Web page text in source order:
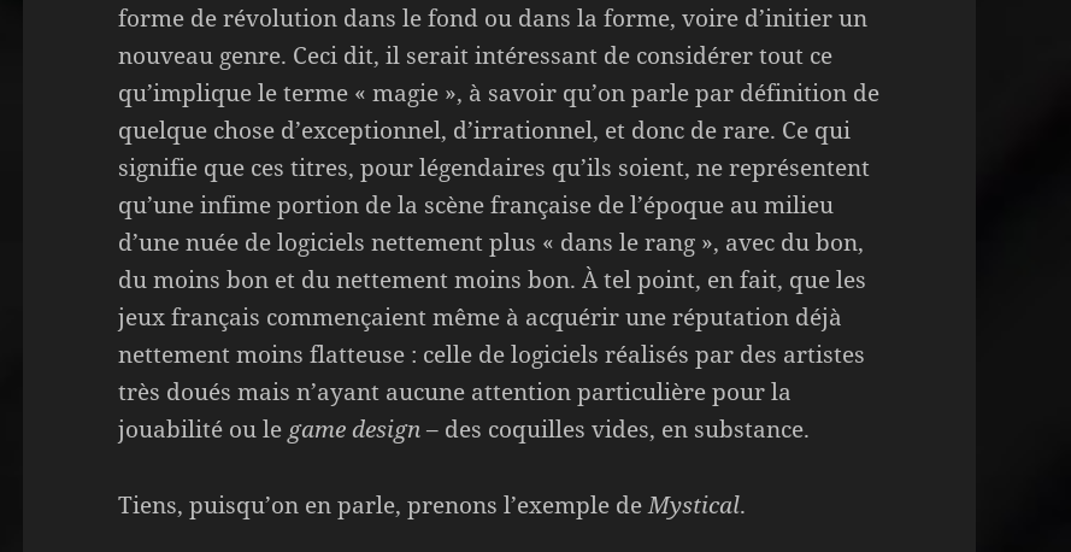
forme de révolution dans le fond ou dans la forme, voire d’initier un
nouveau genre. Ceci dit, il serait intéressant de considérer tout ce
qu’implique le terme « magie », à savoir qu’on parle par définition de
quelque chose d’exceptionnel, d’irrationnel, et donc de rare. Ce qui
signifie que ces titres, pour légendaires qu’ils soient, ne représentent
qu’une infime portion de la scène française de l’époque au milieu
d’une nuée de logiciels nettement plus « dans le rang », avec du bon,
du moins bon et du nettement moins bon. À tel point, en fait, que les
jeux français commençaient même à acquérir une réputation déjà
nettement moins flatteuse : celle de logiciels réalisés par des artistes
très doués mais n’ayant aucune attention particulière pour la
jouabilité ou le game design– des coquilles vides, en substance.
Tiens, puisqu’on en parle, prenons l’exemple deMystical.